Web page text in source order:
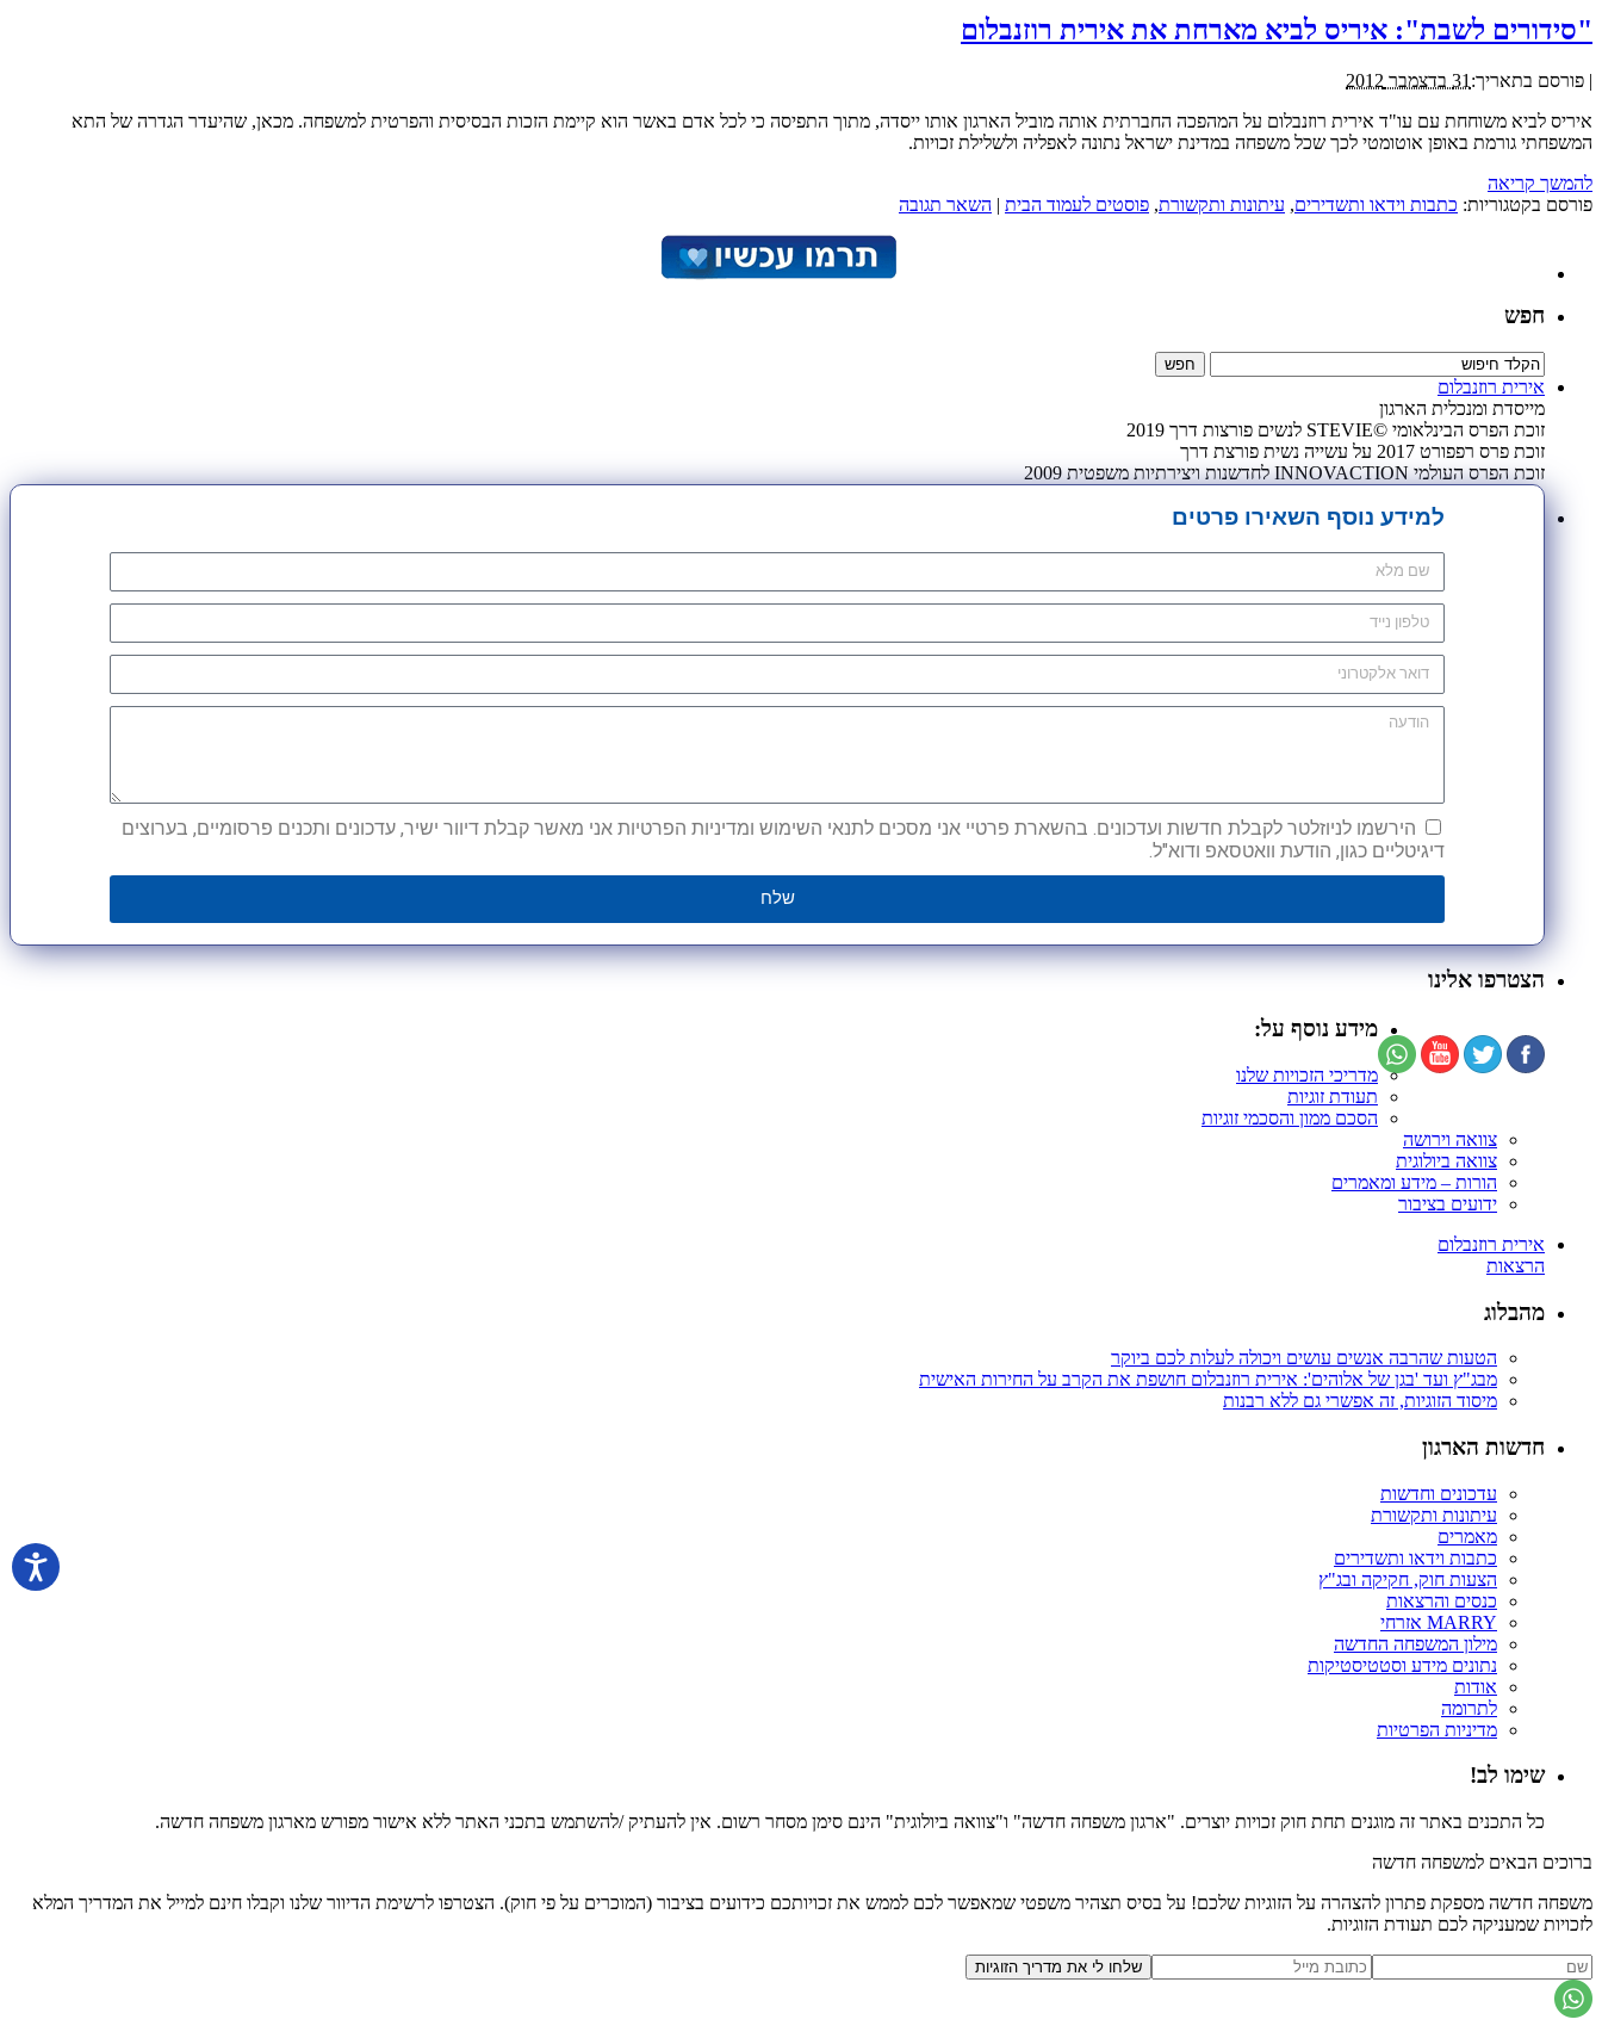
"סידורים לשבת": איריס לביא מארחת את אירית רוזנבלום
| פורסם בתאריך: 31 בדצמבר 2012
איריס לביא משוחחת עם עו"ד אירית רוזנבלום על המהפכה החברתית אותה מוביל הארגון אותו ייסדה, מתוך התפיסה כי לכל אדם באשר הוא קיימת הזכות הבסיסית והפרטית למשפחה. מכאן, שהיעדר הגדרה של התא
המשפחתי גורמת באופן אוטומטי לכך שכל משפחה במדינת ישראל נתונה לאפליה ולשלילת זכויות.
להמשך קריאה
פורסם בקטגוריות: כתבות וידאו ותשדירים, עיתונות ותקשורת, פוסטים לעמוד הבית | השאר תגובה
חפש
אירית רוזנבלום
מייסדת ומנכלית הארגון
זוכת הפרס הבינלאומי ©STEVIE לנשים פורצות דרך 2019
זוכת פרס רפפורט 2017 על עשייה נשית פורצת דרך
זוכת הפרס העולמי INNOVACTION לחדשנות ויצירתיות משפטית 2009
למידע נוסף השאירו פרטים
הירשמו לניוזלטר לקבלת חדשות ועדכונים. בהשארת פרטיי אני מסכים לתנאי השימוש ומדיניות הפרטיות אני מאשר קבלת דיוור ישיר, עדכונים ותכנים פרסומיים, בערוצים
דיגיטליים כגון, הודעת וואטסאפ ודוא"ל.
שלח
הצטרפו אלינו
מידע נוסף על:
מדריכי הזכויות שלנו
תעודת זוגיות
הסכם ממון והסכמי זוגיות
צוואה וירושה
צוואה ביולוגית
הורות – מידע ומאמרים
ידועים בציבור
אירית רוזנבלום
הרצאות
מהבלוג
הטעות שהרבה אנשים עושים ויכולה לעלות לכם ביוקר
מבג"ץ ועד 'בגן של אלוהים': אירית רוזנבלום חושפת את הקרב על החירות האישית
מיסוד הזוגיות, זה אפשרי גם ללא רבנות
חדשות הארגון
עדכונים וחדשות
עיתונות ותקשורת
מאמרים
כתבות וידאו ותשדירים
הצעות חוק, חקיקה ובג"ץ
כנסים והרצאות
MARRY אזרחי
מילון המשפחה החדשה
נתונים מידע וסטטיסטיקות
אודות
לתרומה
מדיניות הפרטיות
שימו לב!
כל התכנים באתר זה מוגנים תחת חוק זכויות יוצרים. "ארגון משפחה חדשה" ו"צוואה ביולוגית" הינם סימן מסחר רשום. אין להעתיק /להשתמש בתכני האתר ללא אישור מפורש מארגון משפחה חדשה.
ברוכים הבאים למשפחה חדשה
משפחה חדשה מספקת פתרון להצהרה על הזוגיות שלכם! על בסיס תצהיר משפטי שמאפשר לכם לממש את זכויותכם כידועים בציבור (המוכרים על פי חוק). הצטרפו לרשימת הדיוור שלנו וקבלו חינם למייל את המדריך המלא
לזכויות שמעניקה לכם תעודת הזוגיות.